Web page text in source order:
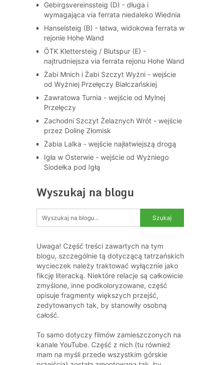
Gebirgsvereinssteig (D) - długa i
wymagająca via ferrata niedaleko Wiednia
Hanselsteig (B) - łatwa, widokowa ferrata w
rejonie Hohe Wand
ÖTK Klettersteig / Blutspur (E) -
najtrudniejsza via ferrata rejonu Hohe Wand
Żabi Mnich i Żabi Szczyt Wyżni - wejście
od Wyżniej Przełęczy Białczańskiej
Zawratowa Turnia - wejście od Mylnej
Przełęczy
Zachodni Szczyt Żelaznych Wrót - wejście
przez Dolinę Złomisk
Żabia Lalka - wejście najłatwiejszą drogą
Igła w Osterwie - wejście od Wyżniego
Siodełka pod Igłą
Wyszukaj na blogu
Uwaga! Część treści zawartych na tym
blogu, szczególnie tą dotyczącą tatrzańskich
wycieczek należy traktować wyłącznie jako
fikcję literacką. Niektóre relacje są całkowicie
zmyślone, inne podkoloryzowane, część
opisuje fragmenty większych przejść,
zedytowanych tak, by stanowiły osobną
całość.
To samo dotyczy filmów zamieszczonych na
kanale YouTube. Część z nich (tu również
mam na myśli przede wszystkim górskie